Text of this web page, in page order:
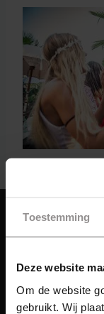
Toestemming
Deze website
Om de website
gebruikt. Wij